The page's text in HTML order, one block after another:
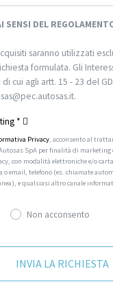
SENSI DEL
saranno utilizzati
formulata. Gli
cui agli artt. 15 - 23 del
*
Privacy, acconsento al
SpA per finalità di marketing
con modalità elettroniche e/o
o email, telefono (es. chiamate
e qualsiasi altro canale
Non acconsento